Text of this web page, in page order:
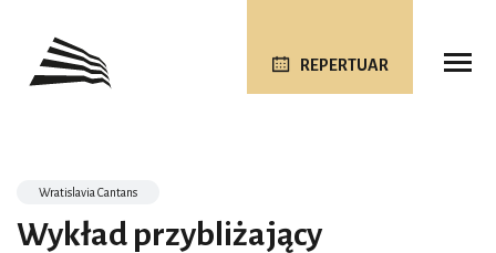
REPERTUAR
Wratislavia Cantans
Wykład przybliżający